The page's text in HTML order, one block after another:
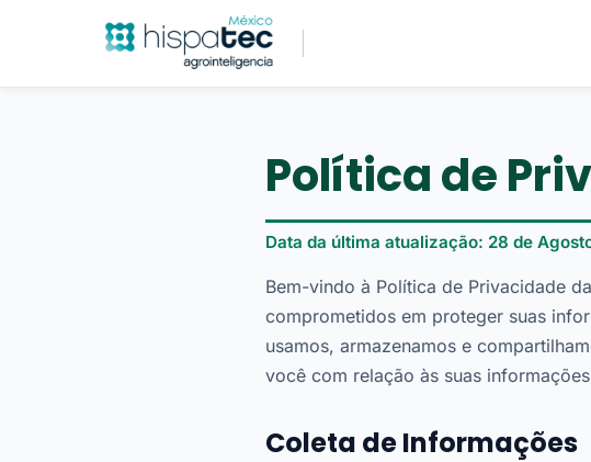
Política de
Data da última atualização: 28 de
Bem-vindo à Política de Privacidade
comprometidos em proteger suas
usamos, armazenamos e
você com relação às suas
Coleta de Informações